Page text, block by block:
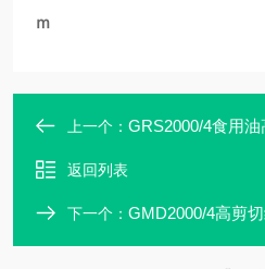
ｍ
上一个： GRS2000/4食用
返回列表
下一个： GMD2000/4高剪